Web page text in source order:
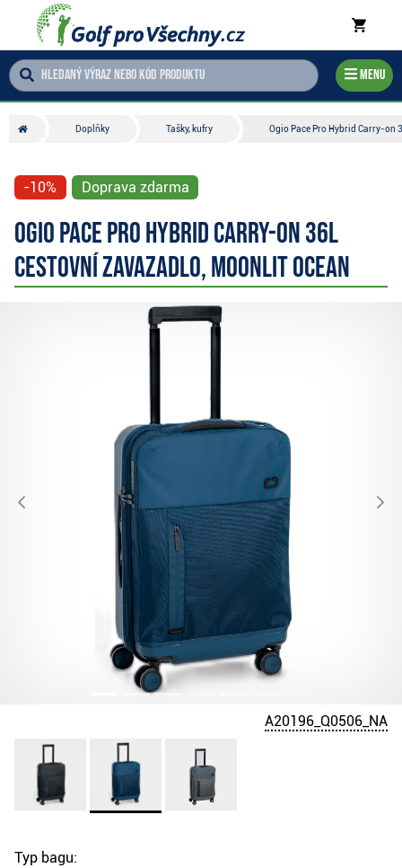
Menu
Doplňky Tašky, kufry Ogio Pace Pro Hybrid Carry-on
-10% Doprava zdarma
Ogio Pace Pro Hybrid Carry-on 36L
cestovní zavazadlo, moonlit ocean
A20196_Q0506_NA
Typ bagu: